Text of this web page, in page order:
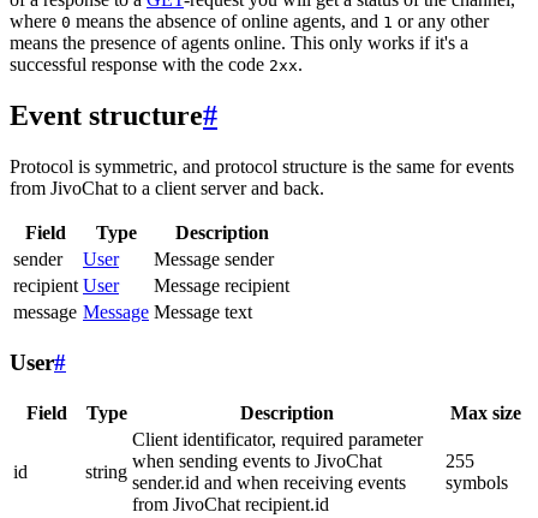
where 0 means the absence of online agents, and 1 or any other
means the presence of agents online. This only works if it's a
successful response with the code 2xx.
Event structure#
Protocol is symmetric, and protocol structure is the same for events
from JivoChat to a client server and back.
Field Type
Description
sender
User
Message sender
recipient User
Message recipient
message Message Message text
User#
Field Type Description Max size
id string
Client identificator, required parameter
when sending events to JivoChat
sender.id and when receiving events
from JivoChat recipient.id
255
symbols